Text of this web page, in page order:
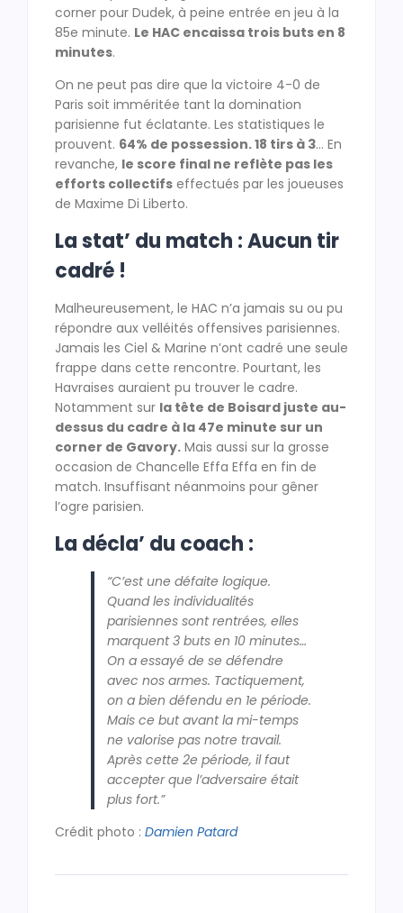
corner pour Dudek, à peine entrée en jeu à la
85e minute. Le HAC encaissa trois buts en 8
minutes.
On ne peut pas dire que la victoire 4-0 de
Paris soit imméritée tant la domination
parisienne fut éclatante. Les statistiques le
prouvent. 64% de possession. 18 tirs à 3… En
revanche, le score final ne reflète pas les
efforts collectifs effectués par les joueuses
de Maxime Di Liberto.
La stat’ du match : Aucun tir
cadré !
Malheureusement, le HAC n’a jamais su ou pu
répondre aux velléités offensives parisiennes.
Jamais les Ciel & Marine n’ont cadré une seule
frappe dans cette rencontre. Pourtant, les
Havraises auraient pu trouver le cadre.
Notamment sur la tête de Boisard juste au-
dessus du cadre à la 47e minute sur un
corner de Gavory. Mais aussi sur la grosse
occasion de Chancelle Effa Effa en fin de
match. Insuffisant néanmoins pour gêner
l’ogre parisien.
La décla’ du coach :
“C’est une défaite logique.
Quand les individualités
parisiennes sont rentrées, elles
marquent 3 buts en 10 minutes…
On a essayé de se défendre
avec nos armes. Tactiquement,
on a bien défendu en 1e période.
Mais ce but avant la mi-temps
ne valorise pas notre travail.
Après cette 2e période, il faut
accepter que l’adversaire était
plus fort.”
Crédit photo : Damien Patard